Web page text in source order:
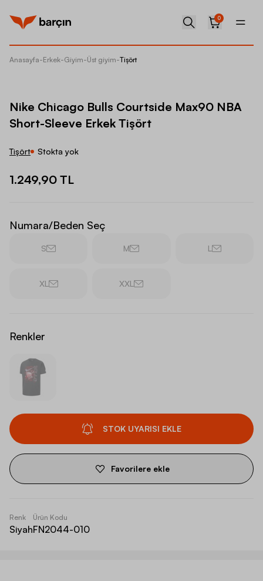
0
Anasayfa-Erkek-Giyim-Üst giyim-Tişört
Nike Chicago Bulls Courtside Max90 NBA
Short-Sleeve Erkek Tişört
Tişört Stokta yok
1.249,90 TL
Numara/Beden Seç
S M L
XL XXL
Renkler
STOK UYARISI EKLE
Favorilere ekle
Renk
Siyah
Ürün Kodu
FN2044-010